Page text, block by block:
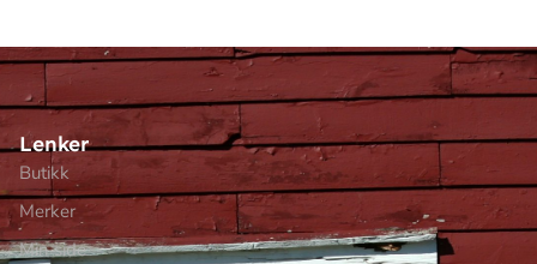
Lenker
Butikk
Merker
Min side